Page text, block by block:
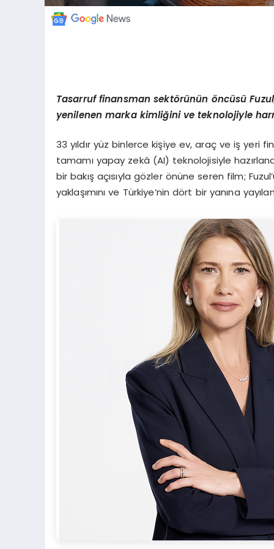
Tasarruf finansman sektörünün öncüsü
yenilenen marka kimliğini ve teknolojiyle
33 yıldır yüz binlerce kişiye ev, araç ve iş yeri
tamamı yapay zekâ (AI) teknolojisiyle
bir bakış açısıyla gözler önüne seren film;
yaklaşımını ve Türkiye’nin dört bir yanına